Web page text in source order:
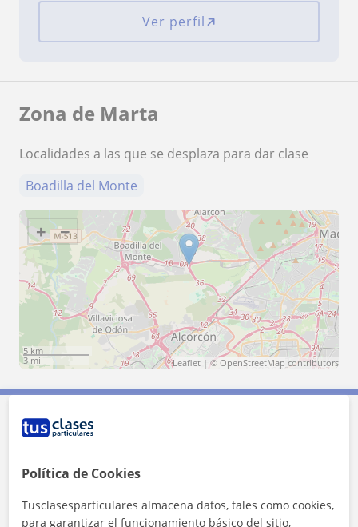
Ver perfil
Zona de Marta
Localidades a las que se desplaza para dar clase
Boadilla del Monte
+ −
5 km
3 mi
Leaflet | © OpenStreetMap contributors
Contacta con Marta
Tarifa
1ª clase gratis
Política de Cookies
Tusclasesparticulares almacena datos, tales como cookies,
para garantizar el funcionamiento básico del sitio,